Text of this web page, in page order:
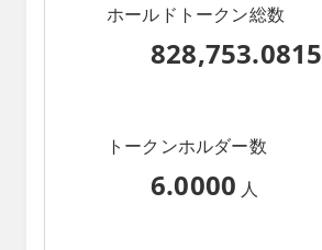
ホールドトークン総数
828,753.0815
トークンホルダー数
6.0000 人